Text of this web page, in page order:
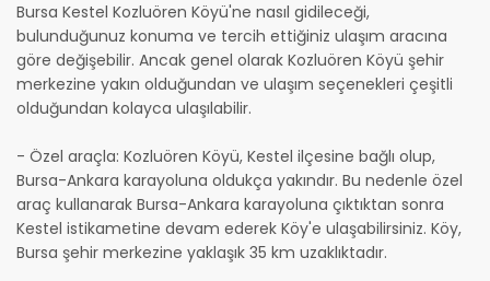
Bursa Kestel Kozluören Köyü'ne nasıl gidileceği,
bulunduğunuz konuma ve tercih ettiğiniz ulaşım aracına
göre değişebilir. Ancak genel olarak Kozluören Köyü şehir
merkezine yakın olduğundan ve ulaşım seçenekleri çeşitli
olduğundan kolayca ulaşılabilir.
- Özel araçla: Kozluören Köyü, Kestel ilçesine bağlı olup,
Bursa-Ankara karayoluna oldukça yakındır. Bu nedenle özel
araç kullanarak Bursa-Ankara karayoluna çıktıktan sonra
Kestel istikametine devam ederek Köy'e ulaşabilirsiniz. Köy,
Bursa şehir merkezine yaklaşık 35 km uzaklıktadır.